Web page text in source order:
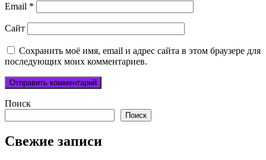
Email *
Сайт
Сохранить моё имя, email и адрес сайта в этом браузере для
последующих моих комментариев.
Поиск
Поиск
Свежие записи